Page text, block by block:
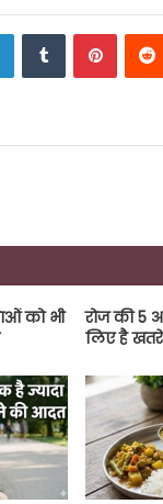
LinkedInTumblr
को भी
रोज की 5
लिए है